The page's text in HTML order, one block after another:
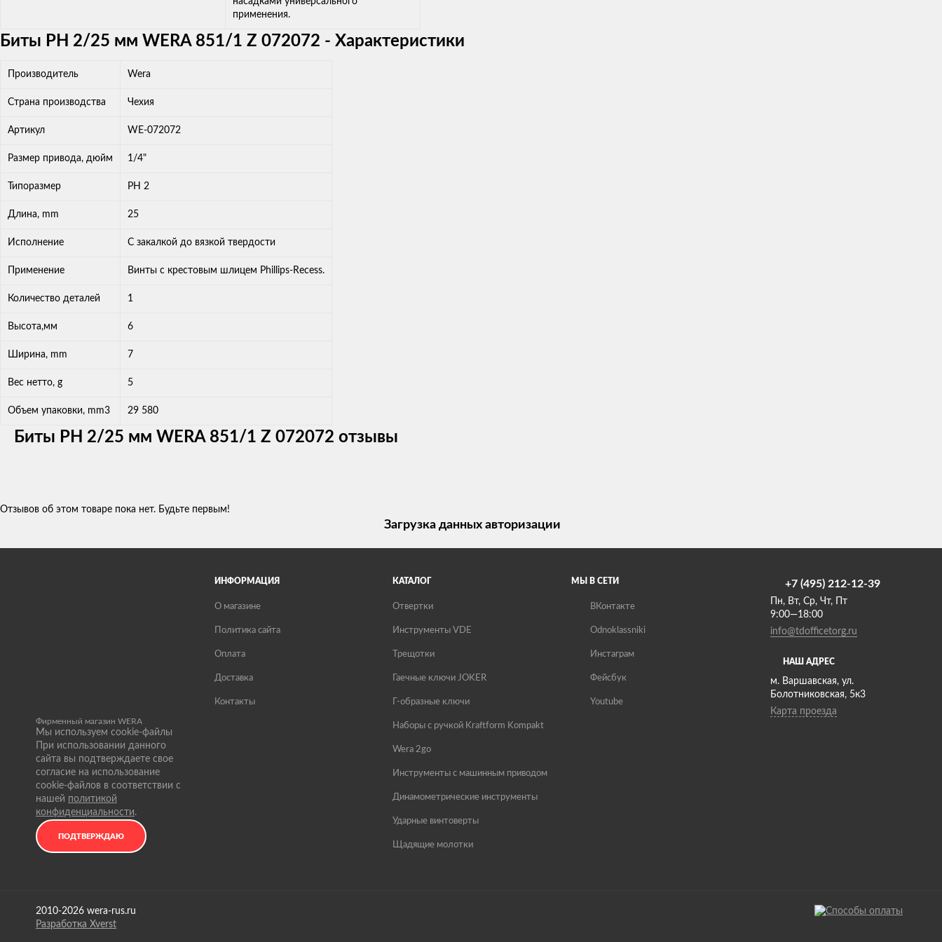
применения.
Биты РН 2/25 мм WERA 851/1 Z 072072 - Характеристики
Производитель Wera
Страна производства Чехия
Артикул WE-072072
Размер привода, дюйм 1/4"
Типоразмер PH 2
Длина, mm 25
Исполнение С закалкой до вязкой твердости
Применение Винты с крестовым шлицем Phillips-Recess.
Количество деталей 1
Высота,мм 6
Ширина, mm 7
Вес нетто, g 5
Объем упаковки, mm3 29 580
Биты РН 2/25 мм WERA 851/1 Z 072072 отзывы
Отзывов об этом товаре пока нет. Будьте первым!
Загрузка данных авторизации
Фирменный магазин WERA
Мы используем cookie-файлы
При использовании данного
сайта вы подтверждаете свое
согласие на использование
cookie-файлов в соответствии с
нашей политикой
конфиденциальности.
ПОДТВЕРЖДАЮ
ИНФОРМАЦИЯ
О магазине
Политика сайта
Оплата
Доставка
Контакты
КАТАЛОГ
Отвертки
Инструменты VDE
Трещотки
Гаечные ключи JOKER
Г-образные ключи
Наборы с ручкой Kraftform Kompakt
Wera 2go
Инструменты с машинным приводом
Динамометрические инструменты
Ударные винтоверты
Щадящие молотки
МЫ В СЕТИ
ВКонтакте
Odnoklassniki
Инстаграм
Фейсбук
Youtube
НАШ АДРЕС
м. Варшавская, ул.
Болотниковская, 5к3
Карта проезда
+7 (495) 212-12-39
Пн, Вт, Ср, Чт, Пт
9:00—18:00
info@tdofficetorg.ru
2010-2026 wera-rus.ru
Разработка Xverst